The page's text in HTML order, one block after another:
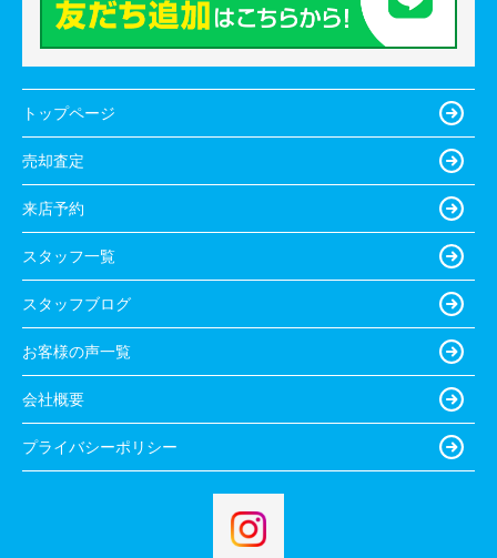
トップページ
売却査定
来店予約
スタッフ一覧
スタッフブログ
お客様の声一覧
会社概要
プライバシーポリシー